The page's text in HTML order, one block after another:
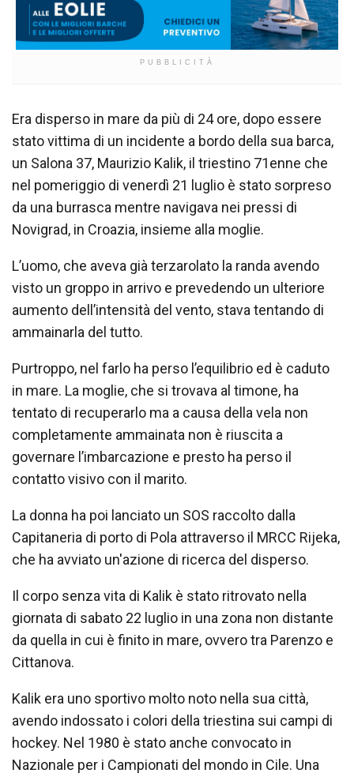
PUBBLICITÀ
Era disperso in mare da più di 24 ore, dopo essere
stato vittima di un incidente a bordo della sua barca,
un Salona 37, Maurizio Kalik, il triestino 71enne che
nel pomeriggio di venerdì 21 luglio è stato sorpreso
da una burrasca mentre navigava nei pressi di
Novigrad, in Croazia, insieme alla moglie.
L’uomo, che aveva già terzarolato la randa avendo
visto un groppo in arrivo e prevedendo un ulteriore
aumento dell’intensità del vento, stava tentando di
ammainarla del tutto.
Purtroppo, nel farlo ha perso l’equilibrio ed è caduto
in mare. La moglie, che si trovava al timone, ha
tentato di recuperarlo ma a causa della vela non
completamente ammainata non è riuscita a
governare l’imbarcazione e presto ha perso il
contatto visivo con il marito.
La donna ha poi lanciato un SOS raccolto dalla
Capitaneria di porto di Pola attraverso il MRCC Rijeka,
che ha avviato un'azione di ricerca del disperso.
Il corpo senza vita di Kalik è stato ritrovato nella
giornata di sabato 22 luglio in una zona non distante
da quella in cui è finito in mare, ovvero tra Parenzo e
Cittanova.
Kalik era uno sportivo molto noto nella sua città,
avendo indossato i colori della triestina sui campi di
hockey. Nel 1980 è stato anche convocato in
Nazionale per i Campionati del mondo in Cile. Una